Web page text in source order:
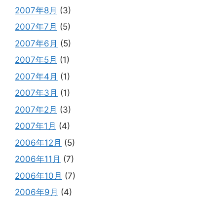
2007年8月 (3)
2007年7月 (5)
2007年6月 (5)
2007年5月 (1)
2007年4月 (1)
2007年3月 (1)
2007年2月 (3)
2007年1月 (4)
2006年12月 (5)
2006年11月 (7)
2006年10月 (7)
2006年9月 (4)